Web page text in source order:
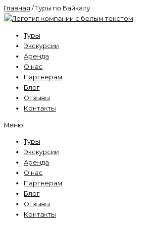
Главная / Туры по Байкалу
Туры
Экскурсии
Аренда
О нас
Партнерам
Блог
Отзывы
Контакты
Меню
Туры
Экскурсии
Аренда
О нас
Партнерам
Блог
Отзывы
Контакты